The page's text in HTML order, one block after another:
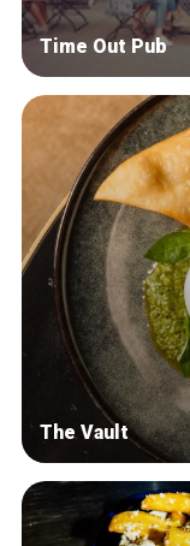
Time Out Pub
The Vault